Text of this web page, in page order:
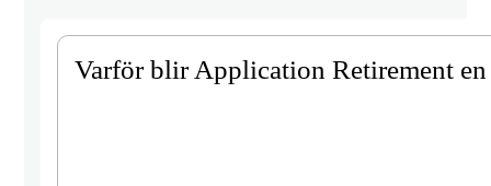
Varför blir Application Retirement